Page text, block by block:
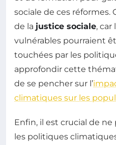
sociale de ces réformes.
de la justice sociale, car
vulnérables pourraient
touchées par les
approfondir cette
de se pencher sur l’
climatiques sur les
Enfin, il est crucial de
les politiques